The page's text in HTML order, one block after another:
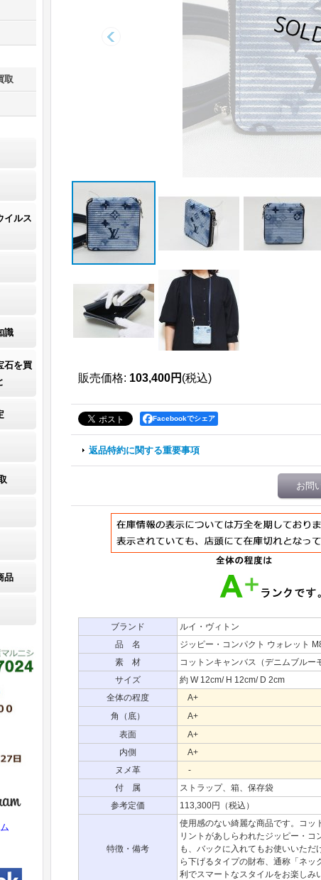
取
イルス
識
石を買
品
販売価格: 103,400円 (税込)
Facebookでシェア
返品特約に関する重要事項
お問
ブランド
ルイ・ヴィトン
品 名
ジッピー・コンパクト ウォレット
素 材
コットンキャンバス（デニムブルー
サイズ
約 W 12cm/ H 12cm/ D 2cm
全体の程度
A+
角（底）
A+
表面
A+
内側
A+
ヌメ革
-
付 属
ストラップ、箱、保存袋
参考定価
113,300円（税込）
特徴・備考
使用感のない綺麗な商品です。コッ
リントがあしらわれたジッピー・
も、バックに入れてもお使いいた
ら下げるタイプの財布、通称「ネ
利でスマートなスタイルをお楽しみ